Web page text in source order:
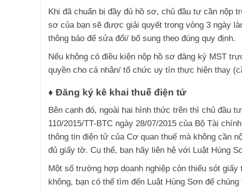
Khi đã chuẩn bị đầy đủ hồ sơ, chủ đầu tư cần nộp
sơ của bạn sẽ được giải quyết trong vòng 3 ngày
thông báo để sửa đổi/ bổ sung theo đúng quy định.
Nếu không có điều kiện nộp hồ sơ đăng ký MST
quyền cho cá nhân/ tổ chức uy tín thực hiện thay
♦ Đăng ký kê khai thuế điện tử
Bên cạnh đó, ngoài hai hình thức trên thì chủ đầu
110/2015/TT-BTC ngày 28/07/2015 của Bộ Tài
thông tin điện tử của Cơ quan thuế mà không cần
đủ giấy tờ. Cụ thể, bạn hãy liên hệ với Luật Hùng
Một số trường hợp doanh nghiệp còn thiếu sót
không, bạn có thể tìm đến Luật Hùng Sơn để